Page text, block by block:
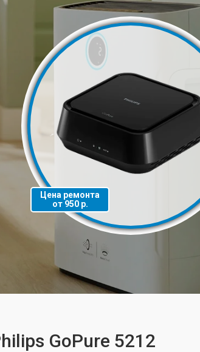
Цена ремонта
от 950 р.
GoPure 5212